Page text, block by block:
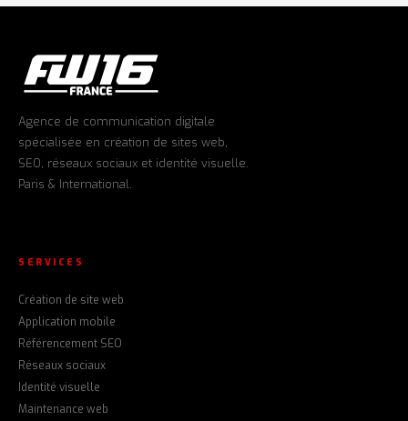
Agence de communication digitale
spécialisée en création de sites web,
SEO, réseaux sociaux et identité visuelle.
Paris & International.
SERVICES
Création de site web
Application mobile
Référencement SEO
Réseaux sociaux
Identité visuelle
Maintenance web